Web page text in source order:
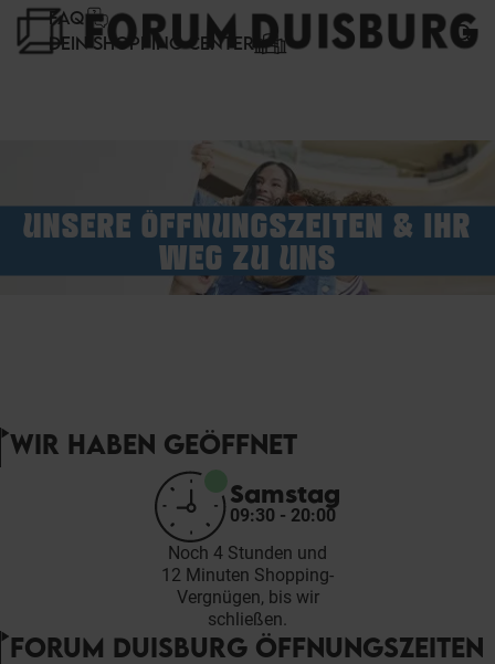
FAQ
DEIN SHOPPING CENTER
UNSERE ÖFFNUNGSZEITEN & IHR
WEG ZU UNS
WIR HABEN GEÖFFNET
Samstag
09:30 - 20:00
Noch 4 Stunden und
12 Minuten Shopping-
Vergnügen, bis wir
schließen.
FORUM DUISBURG ÖFFNUNGSZEITEN
Cookie-Einstellungen